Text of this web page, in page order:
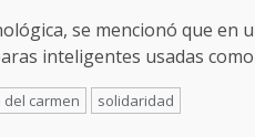
se mencionó que
inteligentes usadas
del carmen solidaridad